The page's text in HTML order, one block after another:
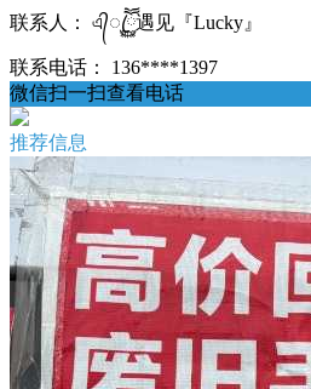
联系人：
এ᭄ꦿཽ࿆遇见『Lucky』
联系电话：
136****1397
微信扫一扫查看电话
推荐信息